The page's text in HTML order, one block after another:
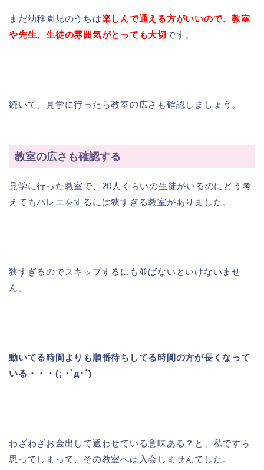
まだ幼稚園児のうちは楽しんで通える方がいいので、教室
や先生、生徒の雰囲気がとっても大切です。
続いて、見学に行ったら教室の広さも確認しましょう。
教室の広さも確認する
見学に行った教室で、20人くらいの生徒がいるのにどう考
えてもバレエをするには狭すぎる教室がありました。
狭すぎるのでスキップするにも並ばないといけないませ
ん。
動いてる時間よりも順番待ちしてる時間の方が長くなって
いる・・・(; ･`д･´)
わざわざお金出して通わせている意味ある？と、私ですら
思ってしまって、その教室へは入会しませんでした。